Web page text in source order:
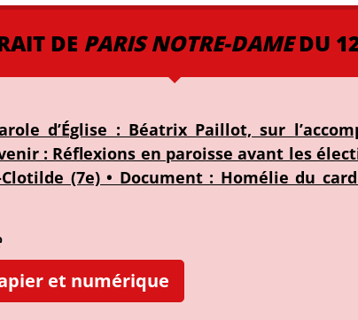
DE PARIS NOTRE-DAMEDU
d’Église : Béatrix Paillot, sur
: Réflexions en paroisse avant les
(7e) • Document : Homélie du
et numérique